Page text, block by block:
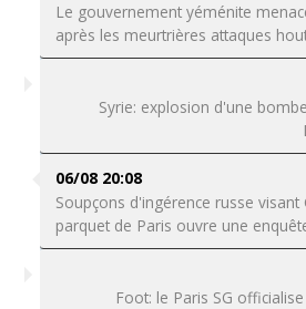
Le gouvernement yéménite
après les meurtrières attaques
Syrie: explosion d'une
06/08 20:08
Soupçons d'ingérence russe visant
parquet de Paris ouvre une
Foot: le Paris SG